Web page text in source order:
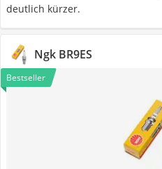
deutlich kürzer.
Ngk BR9ES
Bestseller